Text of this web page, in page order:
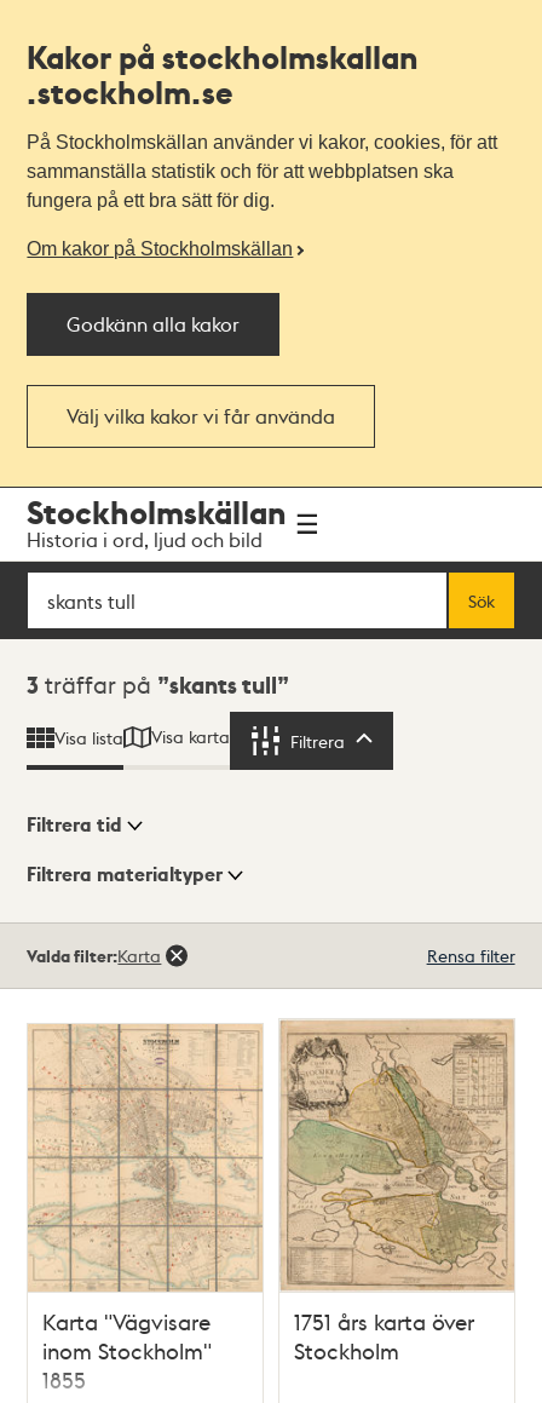
Kakor på stockholmskallan
.stockholm.se
På Stockholmskällan använder vi kakor, cookies, för att
sammanställa statistik och för att webbplatsen ska
fungera på ett bra sätt för dig.
Om kakor på Stockholmskällan
Godkänn alla kakor
Välj vilka kakor vi får använda
navigationen
huvudinnehållet
Stockholmskällan
Historia i ord, ljud och bild
Sök
Sök
Sökresultat
3 träffar på skants tull
Visa lista Visa karta Filtrera
Visningsläge
Filtrera tid
Filtrera materialtyper
träffar
Valda filter:Karta Rensa filter
Karta "Vägvisare
inom Stockholm"
1855
1751 års karta över
Stockholm